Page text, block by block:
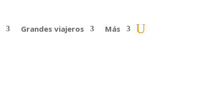
Grandes viajeros Más